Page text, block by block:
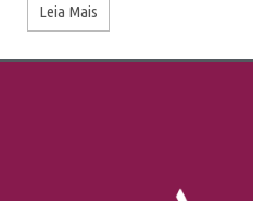
Leia Mais